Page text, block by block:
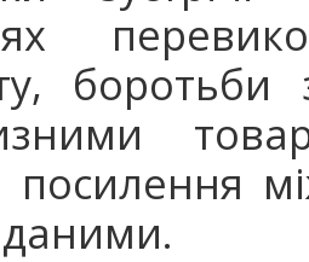
боротьби
посилення